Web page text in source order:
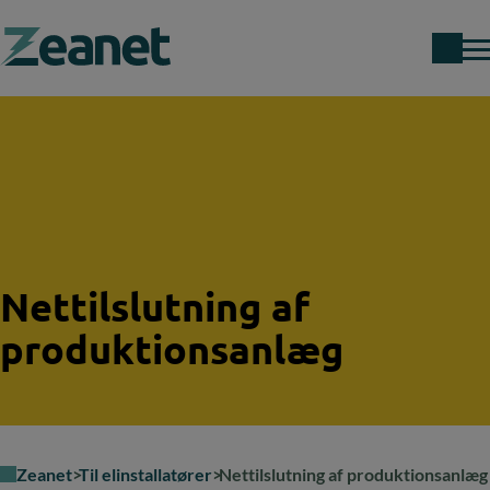
Nettilslutning af
produktionsanlæg
Zeanet Til elinstallatører Nettilslutning af produktionsanlæg